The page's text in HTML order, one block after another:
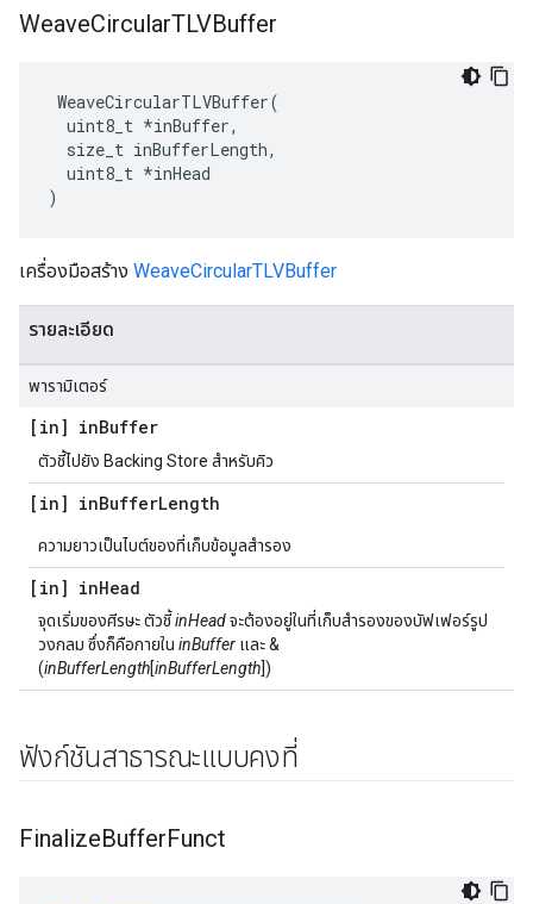
WeaveCircularTLVBuffer
WeaveCircularTLVBuffer(
  uint8_t *inBuffer,
  size_t inBufferLength,
  uint8_t *inHead
)
เครื่องมือสร้าง WeaveCircularTLVBuffer
รายละเอียด
พารามิเตอร์
[in] inBuffer
ตัวชี้ไปยัง Backing Store สำหรับคิว
[in] inBufferLength
ความยาวเป็นไบต์ของที่เก็บข้อมูลสำรอง
[in] inHead
จุดเริ่มของศีรษะ ตัวชี้inHeadจะต้องอยู่ในที่เก็บสำรองของบัฟเฟอร์รูป
วงกลม ซึ่งก็คือภายใน inBuffer และ &
(inBufferLength[inBufferLength])
ฟังก์ชันสาธารณะแบบคงที่
FinalizeBufferFunct